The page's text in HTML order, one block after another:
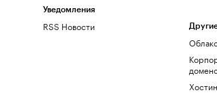
Уведомления
RSS Новости